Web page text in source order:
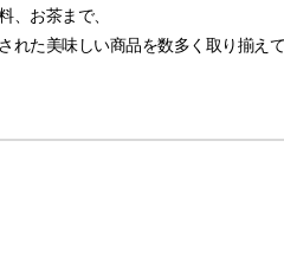
お茶まで、
た美味しい商品を数多く取り揃えて